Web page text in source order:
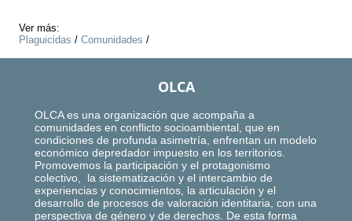
Ver más:
Plaguicidas / Comunidades /
OLCA
OLCA es una organización que acompaña a
comunidades en conflicto socioambiental, que en
condiciones de profunda asimetría, enfrentan un modelo
económico depredador impuesto en los territorios.
Promovemos la participación y el protagonismo
colectivo, la sistematización y el intercambio de
experiencias y conocimientos, la articulación y el
desarrollo de procesos de valoración identitaria, con una
perspectiva de género y de derechos. De esta forma